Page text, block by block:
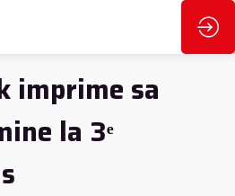
imprime sa
la 3ᵉ